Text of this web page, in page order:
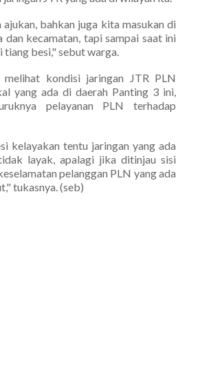
bahkan juga kita masukan di
dan kecamatan, tapi sampai saat ini
tiang besi," sebut warga.
melihat kondisi jaringan JTR PLN
yang ada di daerah Panting 3 ini,
pelayanan PLN terhadap
kelayakan tentu jaringan yang ada
layak, apalagi jika ditinjau sisi
pelanggan PLN yang ada
tukasnya. (seb)